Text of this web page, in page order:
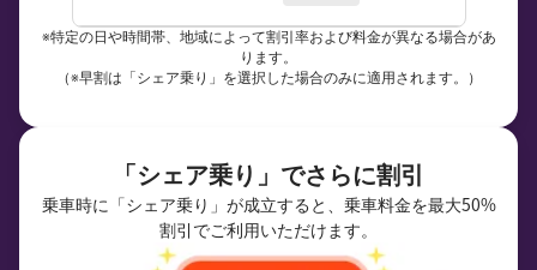
※特定の日や時間帯、地域によって割引率および料金が異なる場合があ
ります。
（※早割は「シェア乗り」を選択した場合のみに適用されます。）
「シェア乗り」でさらに割引
乗車時に「シェア乗り」が成立すると、乗車料金を最大50%
割引でご利用いただけます。